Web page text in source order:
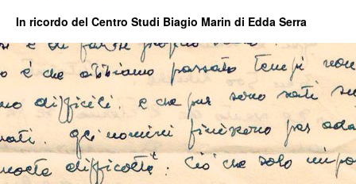
In ricordo del Centro Studi Biagio Marin di Edda Serra